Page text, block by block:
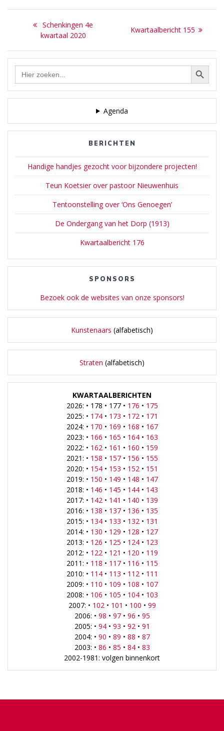
Bericht
navigatie
Previous
post:
Schenkingen 4e
kwartaal 2020
Next
Kwartaalbericht 155
Zoek Zoekknop
Agenda
BERICHTEN
Handige handjes gezocht voor bijzondere projecten!
Teun Koetsier over pastoor Nieuwenhuis
Tentoonstelling over ‘Ons Genoegen’
De Ondergang van het Dorp (1913)
Kwartaalbericht 176
SPONSORS
Bezoek ook de websites van onze sponsors!
Kunstenaars (alfabetisch)
Straten (alfabetisch)
KWARTAALBERICHTEN
2026: • 178 • 177 • 176 • 175
2025: • 174• 173 • 172 • 171
2024: • 170 • 169 • 168 • 167
2023: • 166 • 165 • 164• 163
2022: • 162 • 161 • 160 • 159
2021: • 158 • 157• 156 • 155
2020: • 154• 153 • 152 • 151
2019: • 150 • 149 • 148 • 147
2018: • 146 • 145 • 144• 143
2017: • 142 • 141 • 140 • 139
2016: • 138 • 137• 136 • 135
2015: • 134• 133 • 132 • 131
2014: • 130 • 129 • 128 • 127
2013: • 126 • 125 • 124• 123
2012: • 122 • 121 • 120 • 119
2011: • 118 • 117• 116 • 115
2010: • 114• 113 • 112 • 111
2009: • 110 • 109 • 108 • 107
2008: • 106 • 105 • 104• 103
2007: • 102 • 101 • 100 • 99
2006: • 98 • 97• 96 • 95
2005: • 94• 93 • 92 • 91
2004: • 90 • 89 • 88 • 87
2003: • 86 • 85 • 84• 83
2002-1981: volgen binnenkort